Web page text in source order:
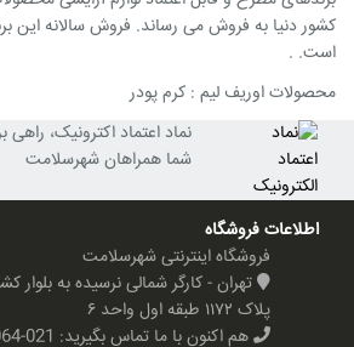
است. .
محصولات اوریف لیم : کرم پودر
نماد اعتماد اکترونیک، راهی
شما همراهان شهرسلامت
اطلاعات فروشگاه
فروشگاه اینترنتی شهرسلامت
تهران - کارگر شمالی نرسیده به بلوار
پلاک ۱۱۷۲ طبقه اول واحد ۶
هم اکنون با ما تماس بگیرید: